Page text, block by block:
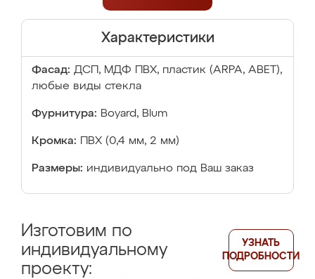
Характеристики
Фасад: ДСП, МДФ ПВХ, пластик (ARPA, ABET),
любые виды стекла
Фурнитура: Boyard, Blum
Кромка: ПВХ (0,4 мм, 2 мм)
Размеры: индивидуально под Ваш заказ
Изготовим по
индивидуальному
проекту:
УЗНАТЬ
ПОДРОБНОСТИ